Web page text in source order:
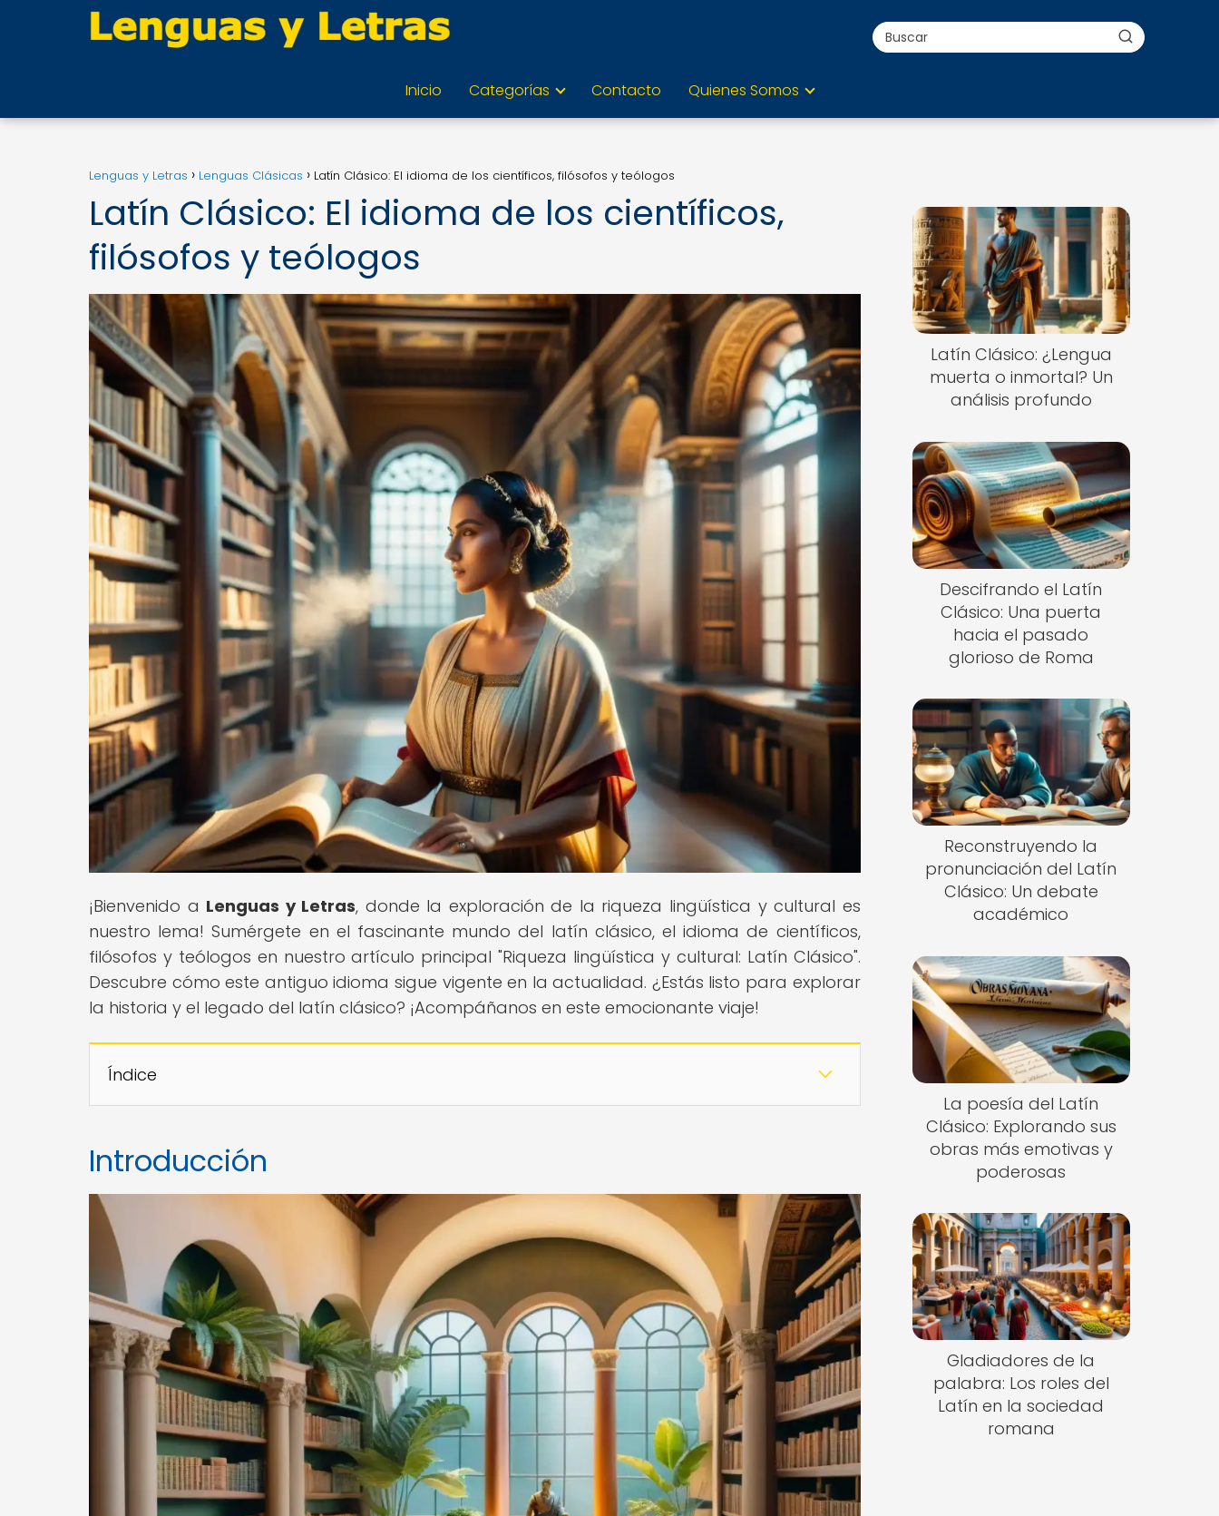
Inicio Categorías Contacto Quienes Somos
Lenguas y Letras Lenguas Clásicas Latín Clásico: El idioma de los científicos, filósofos y teólogos
Latín Clásico: El idioma de los científicos,
filósofos y teólogos
¡Bienvenido a Lenguas y Letras, donde la exploración de la riqueza lingüística y cultural es
nuestro lema! Sumérgete en el fascinante mundo del latín clásico, el idioma de científicos,
filósofos y teólogos en nuestro artículo principal "Riqueza lingüística y cultural: Latín Clásico".
Descubre cómo este antiguo idioma sigue vigente en la actualidad. ¿Estás listo para explorar
la historia y el legado del latín clásico? ¡Acompáñanos en este emocionante viaje!
Índice
Introducción
Latín Clásico: ¿Lengua
muerta o inmortal? Un
análisis profundo
Descifrando el Latín
Clásico: Una puerta
hacia el pasado
glorioso de Roma
Reconstruyendo la
pronunciación del Latín
Clásico: Un debate
académico
La poesía del Latín
Clásico: Explorando sus
obras más emotivas y
poderosas
Gladiadores de la
palabra: Los roles del
Latín en la sociedad
romana